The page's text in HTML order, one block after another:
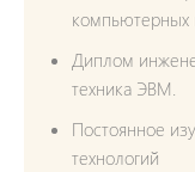
компьютерных
Диплом
техника ЭВМ.
Постоянное
технологий